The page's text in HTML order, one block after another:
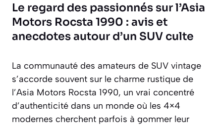
Le regard des passionnés sur l’Asia
Motors Rocsta 1990 : avis et
anecdotes autour d’un SUV culte
La communauté des amateurs de SUV vintage
s’accorde souvent sur le charme rustique de
l’Asia Motors Rocsta 1990, un vrai concentré
d’authenticité dans un monde où les 4×4
modernes cherchent parfois à gommer leur